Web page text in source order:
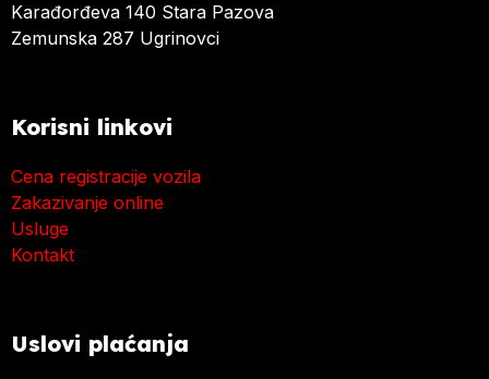
Karađorđeva 140 Stara Pazova
Zemunska 287 Ugrinovci
Korisni linkovi
Cena registracije vozila
Zakazivanje online
Usluge
Kontakt
Uslovi plaćanja